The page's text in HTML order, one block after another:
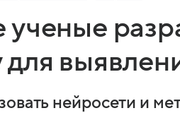
ученые
нейросети и